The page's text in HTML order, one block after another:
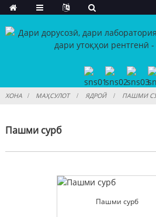
ХОНА МАҲСУЛОТ ЯДРОЙ ПАШМИ
Пашми сурб
Пашми сурб